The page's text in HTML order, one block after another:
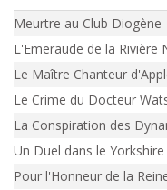
Meurtre au Club Diogène
L'Emeraude de la Rivière
Le Maître Chanteur
Le Crime du Docteur
La Conspiration des
Un Duel dans le Yorkshire
Pour l'Honneur de la